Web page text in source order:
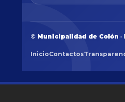
© Municipalidad de Colón
InicioContactos